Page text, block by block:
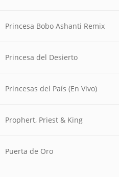
Princesa Bobo Ashanti Remix
Princesa del Desierto
Princesas del País (En Vivo)
Prophert, Priest & King
Puerta de Oro